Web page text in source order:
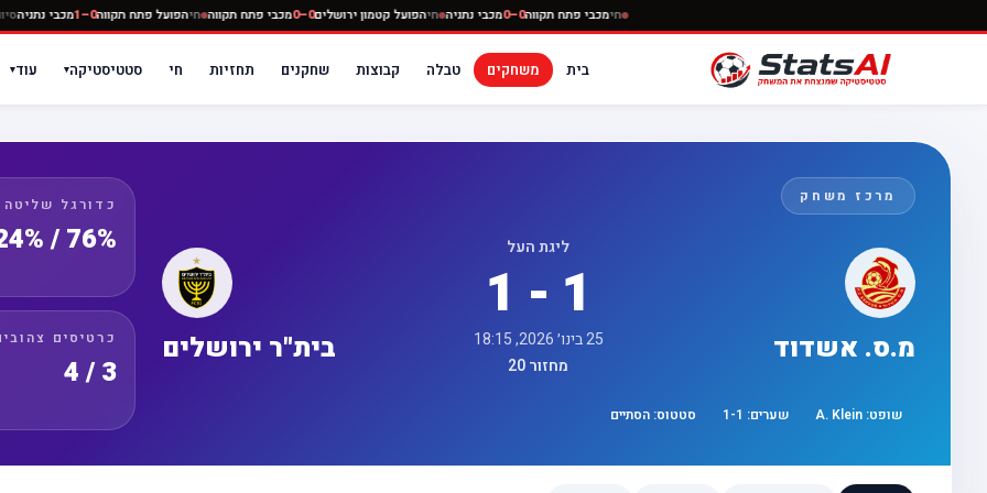
חימכבי פתח תקווה0–0 מכבי נתניה חיהפועל קטמון ירושלים0–0 מכבי פתח תקווה חיהפועל פתח תקווה0–1
בית משחקים טבלה קבוצות שחקנים תחזיות חי סטטיסטיקה▾ עוד▾
מרכז משחק
מ.ס. אשדוד
ליגת העל
1 - 1
25 בינו׳ 2026, 18:15
מחזור 20
בית"ר ירושלים
שופט: A. Klein שערים: 1-1 סטטוס: הסתיים
כדורגל שליטה
76% / 24%
כרטיסים
3 / 4